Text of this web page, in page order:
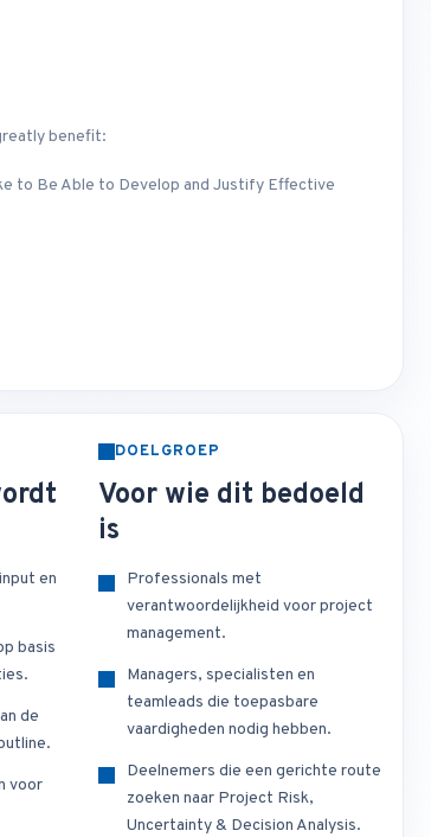
benefit:
to Be Able to Develop and Justify Effective
en
basis
de
voor
DOELGROEP
Voor wie dit bedoeld
is
Professionals met
verantwoordelijkheid voor project
management.
Managers, specialisten en
teamleads die toepasbare
vaardigheden nodig hebben.
Deelnemers die een gerichte route
zoeken naar Project Risk,
Uncertainty & Decision Analysis.